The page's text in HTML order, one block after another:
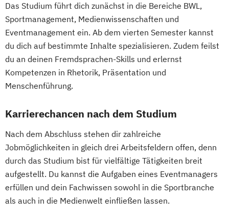
Das Studium führt dich zunächst in die Bereiche BWL,
Sportmanagement, Medienwissenschaften und
Eventmanagement ein. Ab dem vierten Semester kannst
du dich auf bestimmte Inhalte spezialisieren. Zudem feilst
du an deinen Fremdsprachen-Skills und erlernst
Kompetenzen in Rhetorik, Präsentation und
Menschenführung.
Karrierechancen nach dem Studium
Nach dem Abschluss stehen dir zahlreiche
Jobmöglichkeiten in gleich drei Arbeitsfeldern offen, denn
durch das Studium bist für vielfältige Tätigkeiten breit
aufgestellt. Du kannst die Aufgaben eines Eventmanagers
erfüllen und dein Fachwissen sowohl in die Sportbranche
als auch in die Medienwelt einfließen lassen.